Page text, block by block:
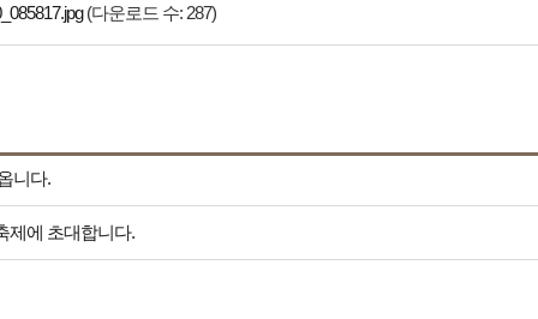
(다운로드 수: 287)
니다.
제에 초대합니다.